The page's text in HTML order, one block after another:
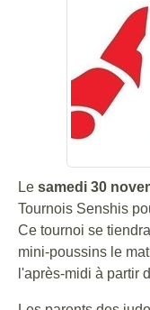
Le samedi 30
Tournois Senshis
Ce tournoi se
mini-poussins le
l'après-midi à partir